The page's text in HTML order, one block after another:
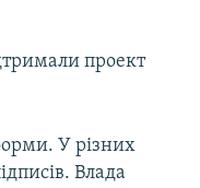
проект
У різних
Влада